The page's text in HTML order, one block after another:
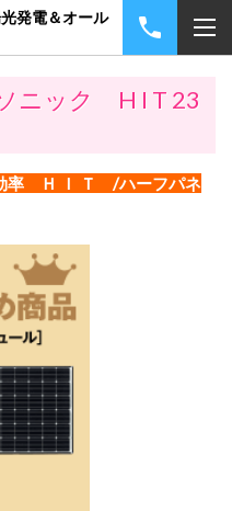
発電＆オール
ニック H I T 23
率 Ｈ Ｉ Ｔ /ハーフパネ